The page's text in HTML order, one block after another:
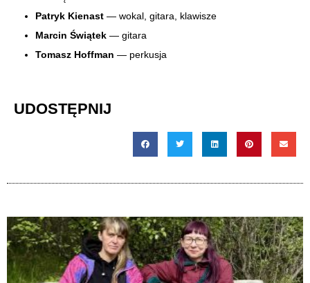
Patryk Kienast— wokal, gitara, klawisze
Marcin Świątek— gitara
Tomasz Hoffman— perkusja
UDOSTĘPNIJ